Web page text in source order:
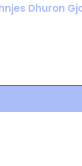
Dhuron